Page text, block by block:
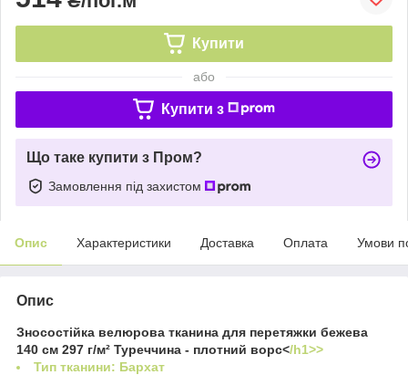
Купити
або
Купити з
Що таке купити з Пром?
Замовлення під захистом
Опис Характеристики Доставка Оплата Умови
Опис
Зносостійка велюрова тканина для перетяжки бежева
140 см 297 г/м² Туреччина - плотний ворс</h1>>
Тип тканини: Бархат